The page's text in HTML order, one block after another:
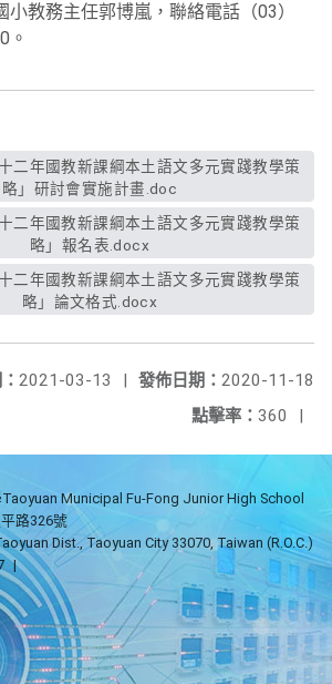
小教務主任郭博嵐，聯絡電話（03）
。
略」研討會實施計畫.doc
略」報名表.docx
略」論文格式.docx
發佈日期： 2020-11-18
2021-03-13
|
點擊率： 360 |
Municipal Fu-Fong Junior High School
路326號
Dist., Taoyuan City 33070, Taiwan (R.O.C.)
|